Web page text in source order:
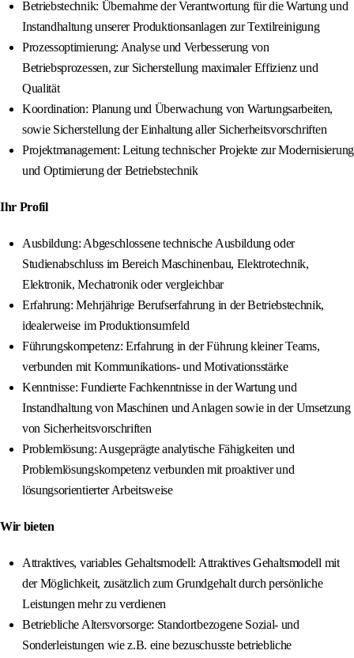
Betriebstechnik: Übernahme der Verantwortung für die Wartung und
Instandhaltung unserer Produktionsanlagen zur Textilreinigung
Prozessoptimierung: Analyse und Verbesserung von
Betriebsprozessen, zur Sicherstellung maximaler Effizienz und
Qualität
Koordination: Planung und Überwachung von Wartungsarbeiten,
sowie Sicherstellung der Einhaltung aller Sicherheitsvorschriften
Projektmanagement: Leitung technischer Projekte zur Modernisierung
und Optimierung der Betriebstechnik
Ihr Profil
Ausbildung: Abgeschlossene technische Ausbildung oder
Studienabschluss im Bereich Maschinenbau, Elektrotechnik,
Elektronik, Mechatronik oder vergleichbar
Erfahrung: Mehrjährige Berufserfahrung in der Betriebstechnik,
idealerweise im Produktionsumfeld
Führungskompetenz: Erfahrung in der Führung kleiner Teams,
verbunden mit Kommunikations- und Motivationsstärke
Kenntnisse: Fundierte Fachkenntnisse in der Wartung und
Instandhaltung von Maschinen und Anlagen sowie in der Umsetzung
von Sicherheitsvorschriften
Problemlösung: Ausgeprägte analytische Fähigkeiten und
Problemlösungskompetenz verbunden mit proaktiver und
lösungsorientierter Arbeitsweise
Wir bieten
Attraktives, variables Gehaltsmodell: Attraktives Gehaltsmodell mit
der Möglichkeit, zusätzlich zum Grundgehalt durch persönliche
Leistungen mehr zu verdienen
Betriebliche Altersvorsorge: Standortbezogene Sozial- und
Sonderleistungen wie z.B. eine bezuschusste betriebliche